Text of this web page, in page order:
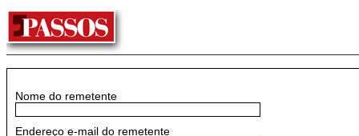
Nome do remetente
Endereço e-mail do remetente